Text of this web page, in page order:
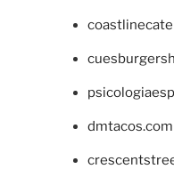
dmtacos.com